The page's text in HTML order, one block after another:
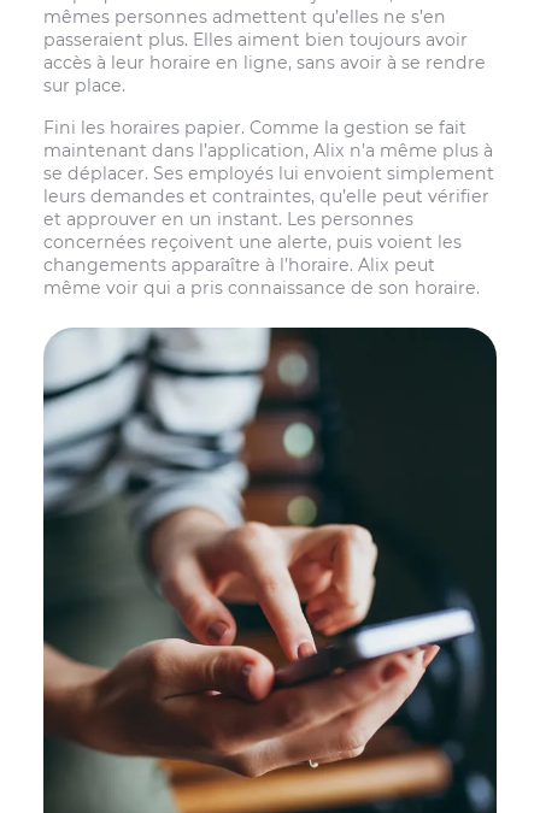
mêmes personnes admettent qu’elles ne s’en
passeraient plus. Elles aiment bien toujours avoir
accès à leur horaire en ligne, sans avoir à se rendre
sur place.
Fini les horaires papier. Comme la gestion se fait
maintenant dans l’application, Alix n’a même plus à
se déplacer. Ses employés lui envoient simplement
leurs demandes et contraintes, qu’elle peut vérifier
et approuver en un instant. Les personnes
concernées reçoivent une alerte, puis voient les
changements apparaître à l’horaire. Alix peut
même voir qui a pris connaissance de son horaire.